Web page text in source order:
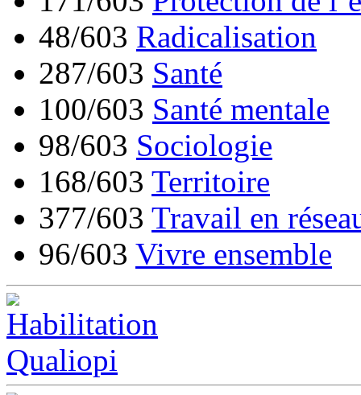
48/603 Radicalisation
287/603 Santé
100/603 Santé mentale
98/603 Sociologie
168/603 Territoire
377/603 Travail en
96/603 Vivre ensemble